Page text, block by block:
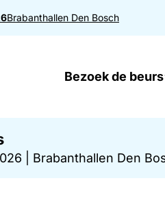
Brabanthallen Den Bosch
Bezoek de beurs
Brabanthallen Den